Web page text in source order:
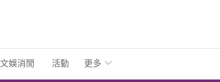
文娛消閒 活動 更多